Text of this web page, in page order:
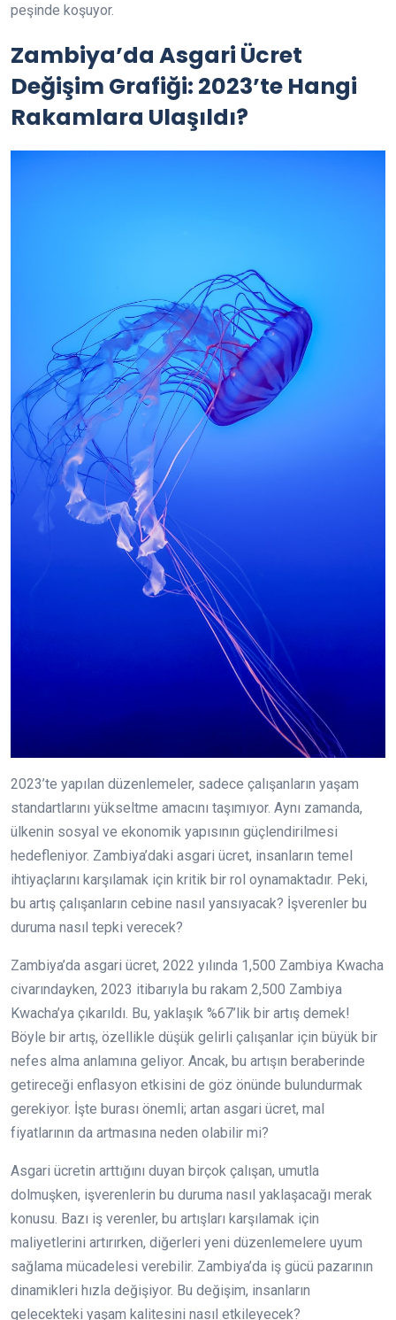
peşinde koşuyor.
Zambiya’da Asgari Ücret
Değişim Grafiği: 2023’te Hangi
Rakamlara Ulaşıldı?
2023’te yapılan düzenlemeler, sadece çalışanların yaşam
standartlarını yükseltme amacını taşımıyor. Aynı zamanda,
ülkenin sosyal ve ekonomik yapısının güçlendirilmesi
hedefleniyor. Zambiya’daki asgari ücret, insanların temel
ihtiyaçlarını karşılamak için kritik bir rol oynamaktadır. Peki,
bu artış çalışanların cebine nasıl yansıyacak? İşverenler bu
duruma nasıl tepki verecek?
Zambiya’da asgari ücret, 2022 yılında 1,500 Zambiya Kwacha
civarındayken, 2023 itibarıyla bu rakam 2,500 Zambiya
Kwacha’ya çıkarıldı. Bu, yaklaşık %67’lik bir artış demek!
Böyle bir artış, özellikle düşük gelirli çalışanlar için büyük bir
nefes alma anlamına geliyor. Ancak, bu artışın beraberinde
getireceği enflasyon etkisini de göz önünde bulundurmak
gerekiyor. İşte burası önemli; artan asgari ücret, mal
fiyatlarının da artmasına neden olabilir mi?
Asgari ücretin arttığını duyan birçok çalışan, umutla
dolmuşken, işverenlerin bu duruma nasıl yaklaşacağı merak
konusu. Bazı iş verenler, bu artışları karşılamak için
maliyetlerini artırırken, diğerleri yeni düzenlemelere uyum
sağlama mücadelesi verebilir. Zambiya’da iş gücü pazarının
dinamikleri hızla değişiyor. Bu değişim, insanların
gelecekteki yaşam kalitesini nasıl etkileyecek?